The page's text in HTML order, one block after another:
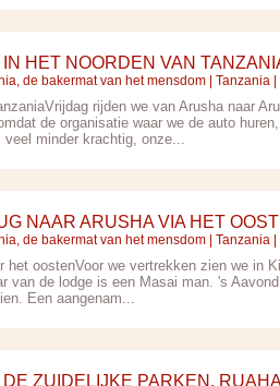
HET NOORDEN VAN
de bakermat van het mensdom | Tanzania |
rijden we van Arusha naar
de organisatie waar we de auto
minder krachtig, onze...
NAAR ARUSHA VIA HET
de bakermat van het mensdom | Tanzania |
het oostenVoor we vertrekken zien we in
van de lodge is een Masai man. 's
Een aangenam...
ZUIDELIJKE PARKEN,